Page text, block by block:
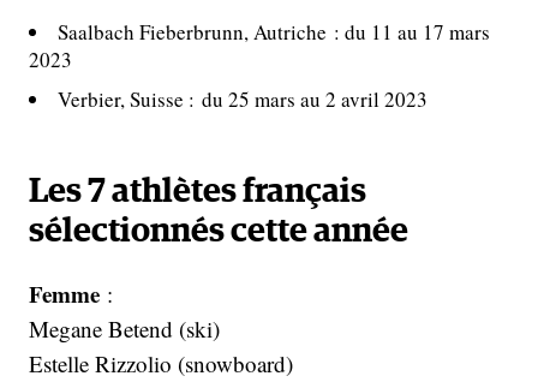
Saalbach Fieberbrunn, Autriche : du 11 au 17 mars
2023
Verbier, Suisse : du 25 mars au 2 avril 2023
Les 7 athlètes français
sélectionnés cette année
Femme :
Megane Betend (ski)
Estelle Rizzolio (snowboard)